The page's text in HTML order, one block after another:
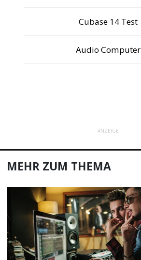
Cubase 14 Test
Audio Computer
ANZEIGE
MEHR ZUM THEMA